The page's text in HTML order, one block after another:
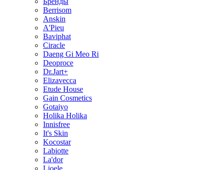
Berrisom
Anskin
A'Pieu
Baviphat
Ciracle
Daeng Gi Meo Ri
Deoproce
Dr.Jart+
Elizavecca
Etude House
Gain Cosmetics
Gotaiyo
Holika Holika
Innisfree
It's Skin
Kocostar
Labiotte
La'dor
Lioele